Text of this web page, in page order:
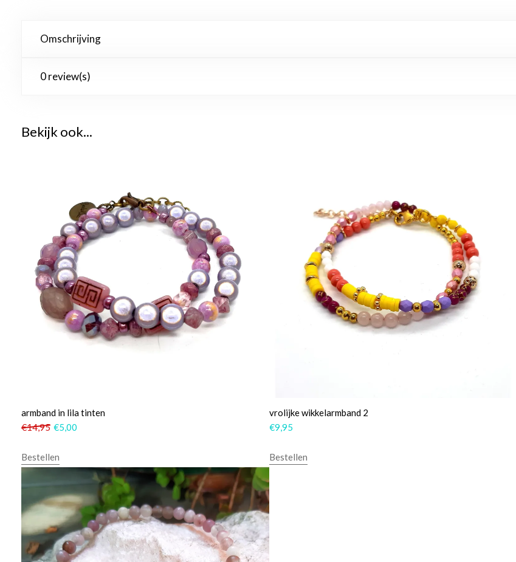
Omschrijving
0 review(s)
Bekijk ook...
armband in lila tinten
€14,95 €5,00
Bestellen
vrolijke wikkelarmband 2
€9,95
Bestellen